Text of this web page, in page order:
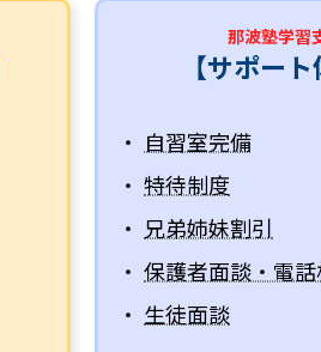
那波塾学習
【サポート
・ 自習室完備
・特待制度
・ 兄弟姉妹割引
・保護者面談・電
・ 生徒面談